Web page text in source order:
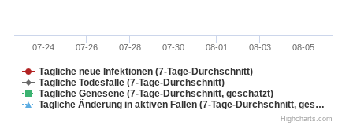
Tägliche neue Infektionen (7-Tage-Durchschnitt)
Tägliche Todesfälle (7-Tage-Durchschnitt)
Tägliche Genesene (7-Tage-Durchschnitt, geschätzt)
Tagliche Änderung in aktiven Fällen (7-Tage-Durchschnitt, ges…
07-24 07-26 07-28 07-30 08-01 08-03 08-05
Highcharts.com